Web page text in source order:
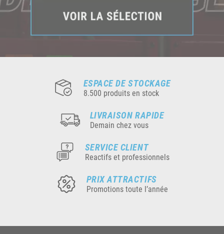
ESPACE DE STOCKAGE
8.500 produits en stock
LIVRAISON RAPIDE
Demain chez vous
SERVICE CLIENT
Reactifs et professionnels
PRIX ATTRACTIFS
Promotions toute l’année